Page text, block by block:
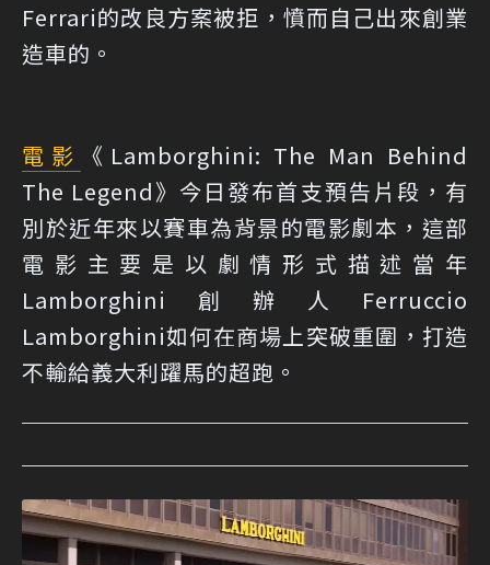
Ferrari的改良方案被拒，憤而自己出來創業
造車的。
電影 《Lamborghini: The Man Behind
The Legend》今日發布首支預告片段，有
別於近年來以賽車為背景的電影劇本，這部
電影主要是以劇情形式描述當年
Lamborghini創辦人Ferruccio
Lamborghini如何在商場上突破重圍，打造
不輸給義大利躍馬的超跑。